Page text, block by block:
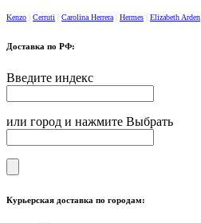
Kenzo Cerruti Carolina Herrera Hermes Elizabeth Arden
Доставка по РФ:
Введите индекс
или город и нажмите Выбрать
Курьерская доставка по городам: